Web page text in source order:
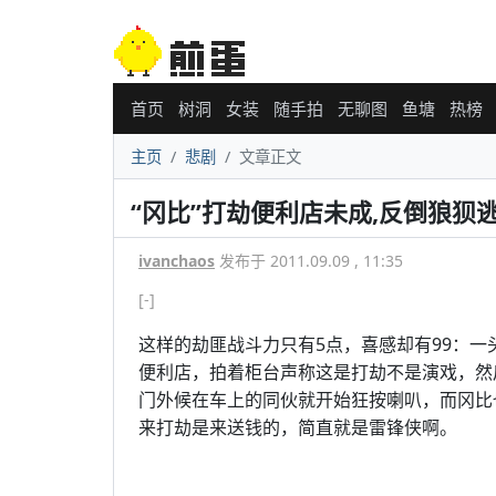
首页 树洞 女装 随手拍 无聊图 鱼塘 热榜
主页 悲剧 文章正文
“冈比”打劫便利店未成,反倒狼狈
ivanchaos 发布于 2011.09.09 , 11:35
[-]
这样的劫匪战斗力只有5点，喜感却有99：
便利店，拍着柜台声称这是打劫不是演戏，
门外候在车上的同伙就开始狂按喇叭，而冈
来打劫是来送钱的，简直就是雷锋侠啊。